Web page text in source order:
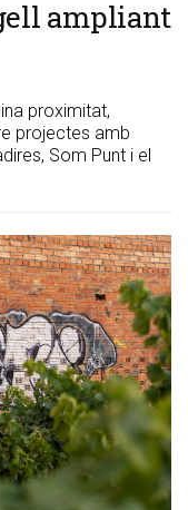
ampliant
proximitat,
projectes amb
Som Punt i el